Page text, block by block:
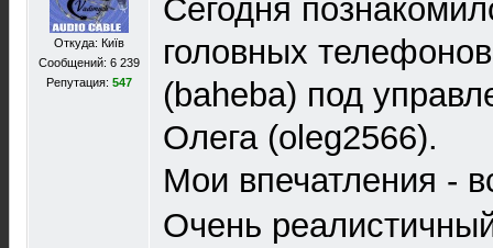
Откуда: Київ
Сообщений: 6 239
Репутация: 547
Сегодня
головных
(baheba) под
Олега (oleg2566).
Мои впечатления -
Очень